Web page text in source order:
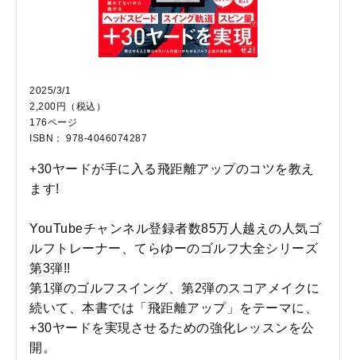
2025/3/1
2,200円（税込）
176ページ
ISBN： 978-4046074287
+30ヤードが手に入る飛距離アップのコツを教え
ます!
YouTubeチャンネル登録者数85万人越えの人気ゴ
ルフトレーナー、てらゆーのゴルフ大全シリーズ
第3弾!!
第1弾のゴルフスイング、第2弾のスコアメイクに
続いて、本書では「飛距離アップ」をテーマに、
+30ヤードを実現させるための強化レッスンを公
開。